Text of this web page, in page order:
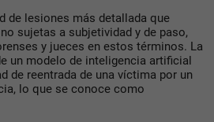
de lesiones más detallada que
sujetas a subjetividad y de paso,
y jueces en estos términos. La
un modelo de inteligencia artificial
de reentrada de una víctima por un
lo que se conoce como